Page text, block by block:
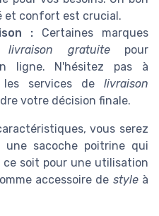
et confort est crucial.
: Certaines marques
livraison gratuitepour
ligne. N'hésitez pas à
services delivraison
votre décision finale.
vous serez
une sacoche poitrine qui
soit pour une utilisation
accessoire de styleà